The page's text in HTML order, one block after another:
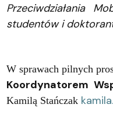
Przeciwdziałania
studentów i
W sprawach pilnych
Koordynatorem
Kamilą Stańczak